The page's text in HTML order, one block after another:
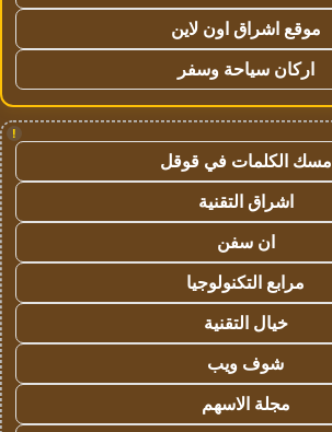
موقع اشراق اون لاين
اركان سياحة وسفر
!
مسك الكلمات في قوقل
اشراق التقنية
ان سفن
مرابع التكنولوجيا
خيال التقنية
شوف ويب
مجلة الاسهم